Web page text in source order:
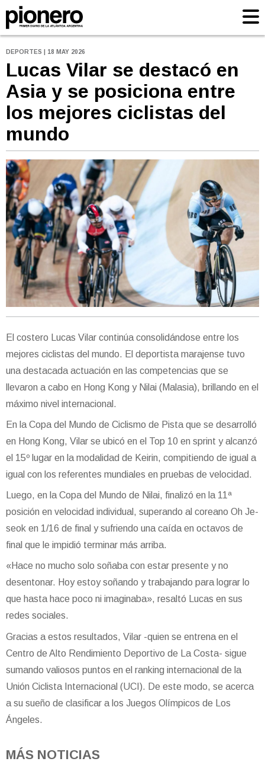
DEPORTES | 18 MAY 2026
Lucas Vilar se destacó en
Asia y se posiciona entre
los mejores ciclistas del
mundo
El costero Lucas Vilar continúa consolidándose entre los
mejores ciclistas del mundo. El deportista marajense tuvo
una destacada actuación en las competencias que se
llevaron a cabo en Hong Kong y Nilai (Malasia), brillando en el
máximo nivel internacional.
En la Copa del Mundo de Ciclismo de Pista que se desarrolló
en Hong Kong, Vilar se ubicó en el Top 10 en sprint y alcanzó
el 15º lugar en la modalidad de Keirin, compitiendo de igual a
igual con los referentes mundiales en pruebas de velocidad.
Luego, en la Copa del Mundo de Nilai, finalizó en la 11ª
posición en velocidad individual, superando al coreano Oh Je-
seok en 1/16 de final y sufriendo una caída en octavos de
final que le impidió terminar más arriba.
«Hace no mucho solo soñaba con estar presente y no
desentonar. Hoy estoy soñando y trabajando para lograr lo
que hasta hace poco ni imaginaba», resaltó Lucas en sus
redes sociales.
Gracias a estos resultados, Vilar -quien se entrena en el
Centro de Alto Rendimiento Deportivo de La Costa- sigue
sumando valiosos puntos en el ranking internacional de la
Unión Ciclista Internacional (UCI). De este modo, se acerca
a su sueño de clasificar a los Juegos Olímpicos de Los
Ángeles.
MÁS NOTICIAS